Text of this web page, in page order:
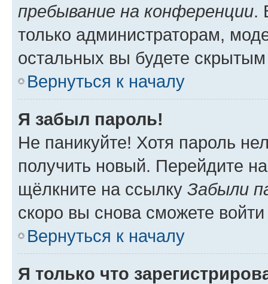
пребывание на конференции.
только администраторам,
остальных вы будете
Вернуться к началу
Я забыл пароль!
Не паникуйте! Хотя пароль
получить новый. Перейдите
щёлкните на ссылку Забыли
скоро вы снова сможете
Вернуться к началу
Я только что